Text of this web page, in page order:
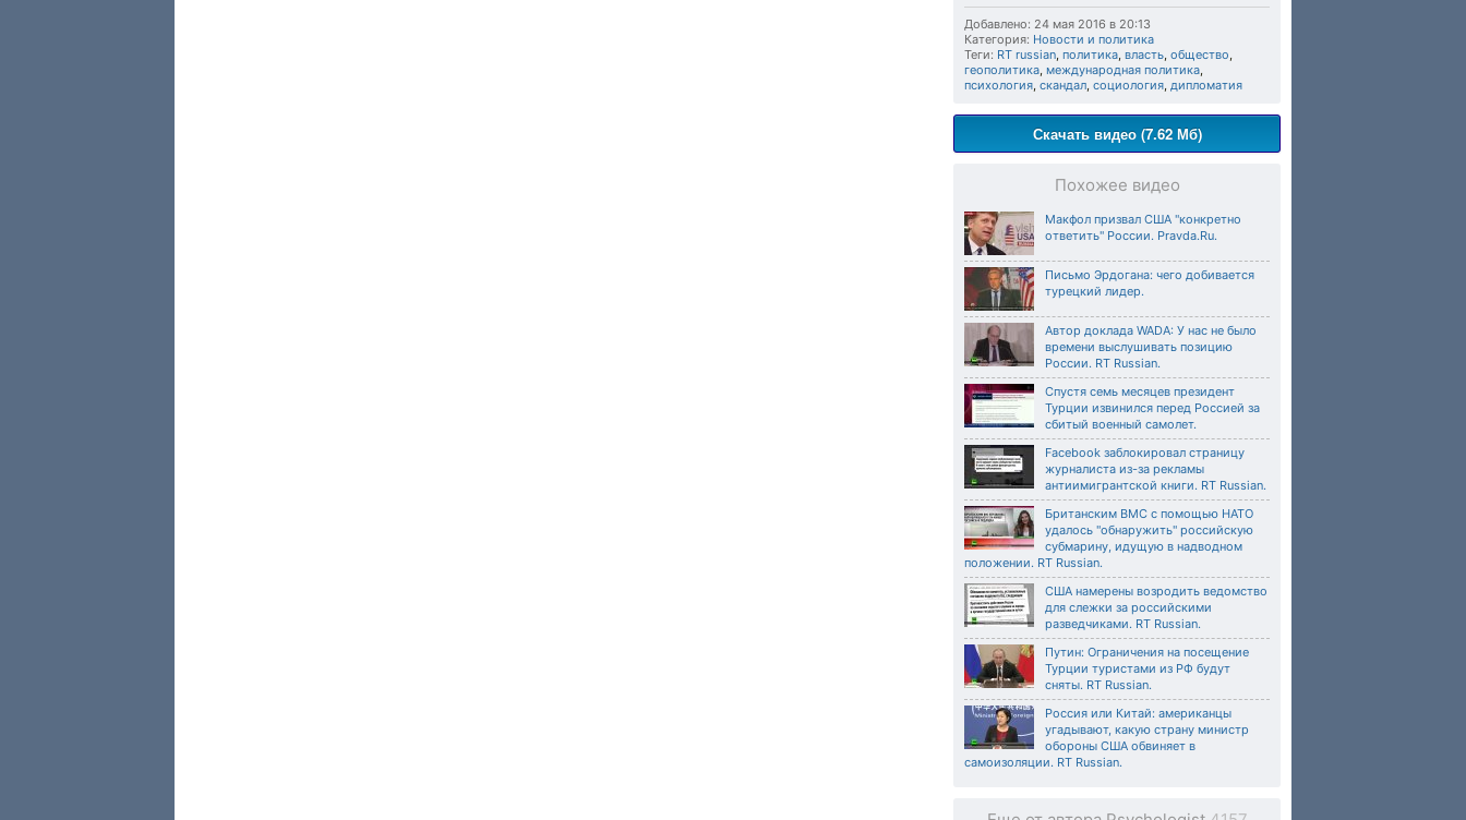
Добавлено: 24 мая 2016 в 20:13
Категория: Новости и политика
Теги: RT russian политика власть общество
геополитика международная политика
психология скандал социология дипломатия
Скачать видео (7.62 Мб)
Похожее видео
Макфол призвал США "конкретно
ответить" России. Pravda.Ru.
Письмо Эрдогана: чего добивается
турецкий лидер.
Автор доклада WADA: У нас не было
времени выслушивать позицию
России. RT Russian.
Спустя семь месяцев президент
Турции извинился перед Россией за
сбитый военный самолет.
Facebook заблокировал страницу
журналиста из-за рекламы
антиимигрантской книги. RT Russian.
Британским ВМС с помощью НАТО
удалось "обнаружить" российскую
субмарину, идущую в надводном
положении. RT Russian.
США намерены возродить ведомство
для слежки за российскими
разведчиками. RT Russian.
Путин: Ограничения на посещение
Турции туристами из РФ будут
сняты. RT Russian.
Россия или Китай: американцы
угадывают, какую страну министр
обороны США обвиняет в
самоизоляции. RT Russian.